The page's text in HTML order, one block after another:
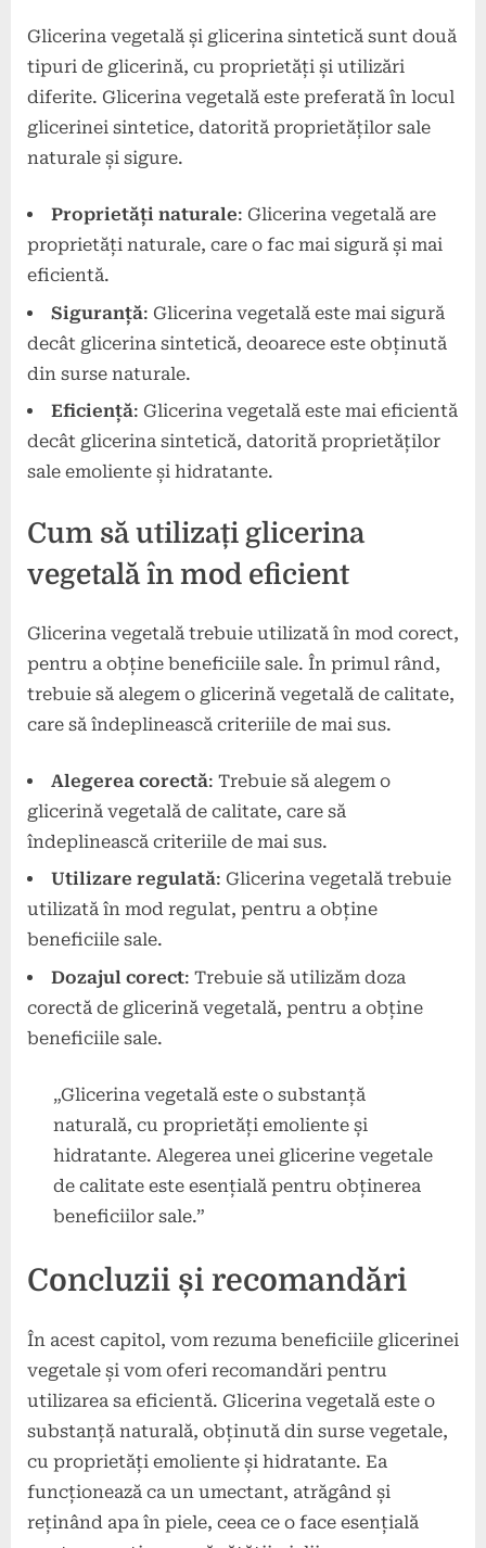
Glicerina vegetală și glicerina sintetică sunt două
tipuri de glicerină, cu proprietăți și utilizări
diferite. Glicerina vegetală este preferată în locul
glicerinei sintetice, datorită proprietăților sale
naturale și sigure.
Proprietăți naturale: Glicerina vegetală are
proprietăți naturale, care o fac mai sigură și mai
eficientă.
Siguranță: Glicerina vegetală este mai sigură
decât glicerina sintetică, deoarece este obținută
din surse naturale.
Eficiență: Glicerina vegetală este mai eficientă
decât glicerina sintetică, datorită proprietăților
sale emoliente și hidratante.
Cum să utilizați glicerina
vegetală în mod eficient
Glicerina vegetală trebuie utilizată în mod corect,
pentru a obține beneficiile sale. În primul rând,
trebuie să alegem o glicerină vegetală de calitate,
care să îndeplinească criteriile de mai sus.
Alegerea corectă: Trebuie să alegem o
glicerină vegetală de calitate, care să
îndeplinească criteriile de mai sus.
Utilizare regulată: Glicerina vegetală trebuie
utilizată în mod regulat, pentru a obține
beneficiile sale.
Dozajul corect: Trebuie să utilizăm doza
corectă de glicerină vegetală, pentru a obține
beneficiile sale.
„Glicerina vegetală este o substanță
naturală, cu proprietăți emoliente și
hidratante. Alegerea unei glicerine vegetale
de calitate este esențială pentru obținerea
beneficiilor sale.”
Concluzii și recomandări
În acest capitol, vom rezuma beneficiile glicerinei
vegetale și vom oferi recomandări pentru
utilizarea sa eficientă. Glicerina vegetală este o
substanță naturală, obținută din surse vegetale,
cu proprietăți emoliente și hidratante. Ea
funcționează ca un umectant, atrăgând și
reținând apa în piele, ceea ce o face esențială